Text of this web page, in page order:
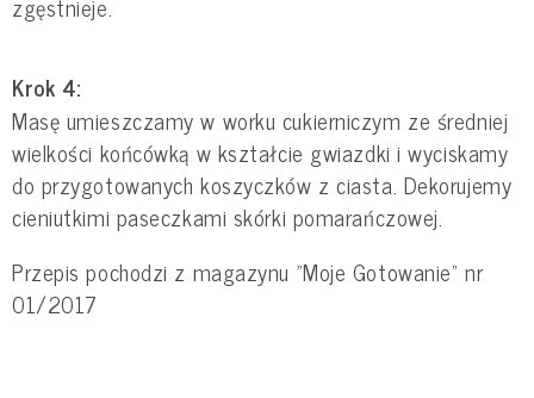
Krok 4:
Masę umieszczamy w worku cukierniczym ze średniej
wielkości końcówką w kształcie gwiazdki i wyciskamy
do przygotowanych koszyczków z ciasta. Dekorujemy
cieniutkimi paseczkami skórki pomarańczowej.
Przepis pochodzi z magazynu "Moje Gotowanie" nr
01/2017